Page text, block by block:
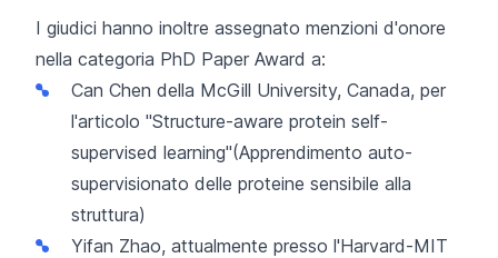
I giudici hanno inoltre assegnato menzioni d'onore
nella categoria PhD Paper Award a:
Can Chen della McGill University, Canada, per
l'articolo "Structure-aware protein self-
supervised learning"(Apprendimento auto-
supervisionato delle proteine sensibile alla
struttura)
Yifan Zhao, attualmente presso l'Harvard-MIT